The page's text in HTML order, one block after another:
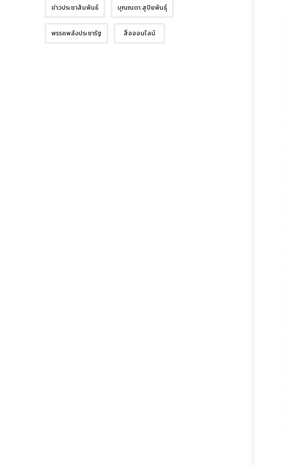
ข่าวประชาสัมพันธ์ บุณณดา สุปิยพันธุ์
พรรคพลังประชารัฐ สื่อออนไลน์